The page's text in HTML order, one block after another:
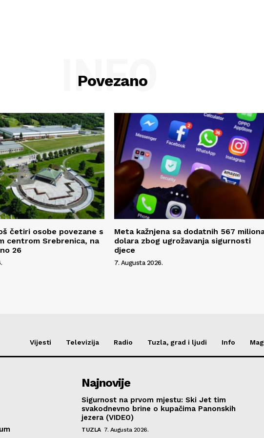
Povezano
INFO
četiri osobe povezane s
centrom Srebrenica, na
26
Meta kažnjena sa dodatnih 567
dolara zbog ugrožavanja sigurnosti
djece
7. Augusta 2026.
Vijesti Televizija Radio Tuzla, grad i ljudi Info
Najnovije
Sigurnost na prvom mjestu: Ski Jet tim
svakodnevno brine o kupačima Panonskih
jezera (VIDEO)
TUZLA 7. Augusta 2026.